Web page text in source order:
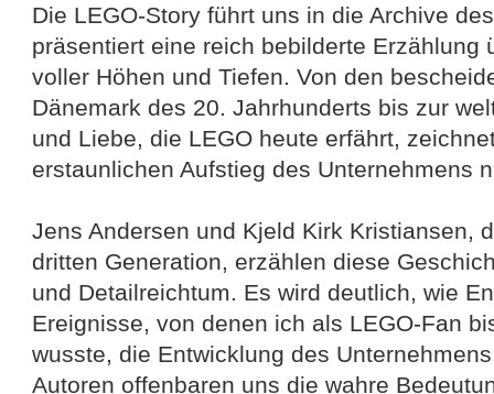
Die LEGO-Story führt uns in die Archive
präsentiert eine reich bebilderte Erzählung
voller Höhen und Tiefen. Von den
Dänemark des 20. Jahrhunderts bis zur
und Liebe, die LEGO heute erfährt,
erstaunlichen Aufstieg des Unternehmens
Jens Andersen und Kjeld Kirk Kristiansen,
dritten Generation, erzählen diese
und Detailreichtum. Es wird deutlich, wie
Ereignisse, von denen ich als LEGO-Fan
wusste, die Entwicklung des
Autoren offenbaren uns die wahre